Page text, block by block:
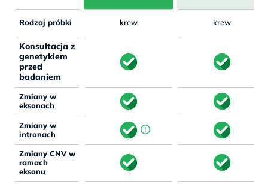
Rodzaj próbki krew krew
Konsultacja z
genetykiem
przed
badaniem
Zmiany w
eksonach
Zmiany w
intronach
Zmiany CNV w
ramach
eksonu